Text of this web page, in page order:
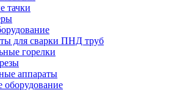
тачки
для сварки ПНД труб
горелки
аппараты
оборудование